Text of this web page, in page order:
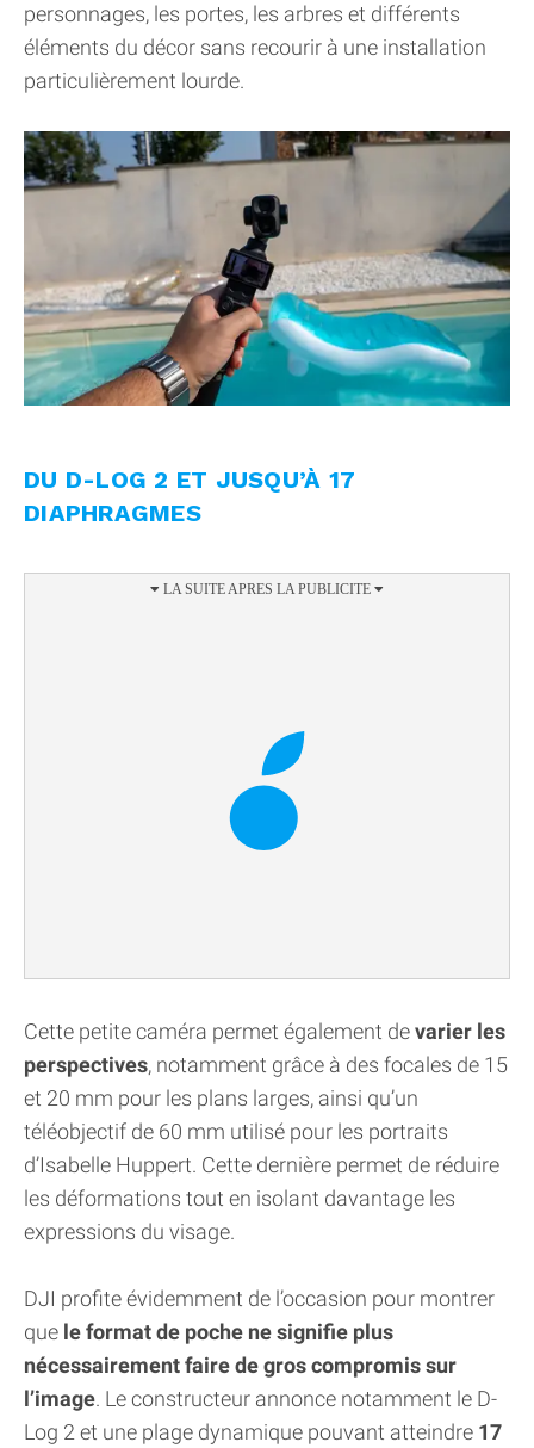
personnages, les portes, les arbres et différents
éléments du décor sans recourir à une installation
particulièrement lourde.
DU D-LOG 2 ET JUSQU’À 17
DIAPHRAGMES
Cette petite caméra permet également devarier les
perspectives, notamment grâce à des focales de 15
et 20 mm pour les plans larges, ainsi qu’un
téléobjectif de 60 mm utilisé pour les portraits
d’Isabelle Huppert. Cette dernière permet de réduire
les déformations tout en isolant davantage les
expressions du visage.
DJI profite évidemment de l’occasion pour montrer
que le format de poche ne signifie plus
nécessairement faire de gros compromis sur
l’image. Le constructeur annonce notamment le D-
Log 2 et une plage dynamique pouvant atteindre 17